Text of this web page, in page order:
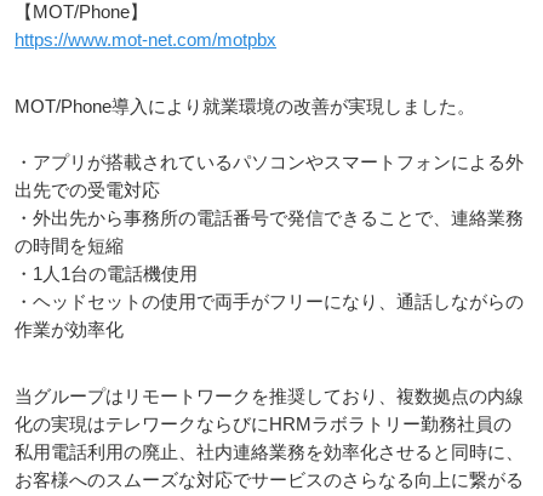
【MOT/Phone】
https://www.mot-net.com/motpbx
MOT/Phone導入により就業環境の改善が実現しました。
・アプリが搭載されているパソコンやスマートフォンによる外
出先での受電対応
・外出先から事務所の電話番号で発信できることで、連絡業務
の時間を短縮
・1人1台の電話機使用
・ヘッドセットの使用で両手がフリーになり、通話しながらの
作業が効率化
当グループはリモートワークを推奨しており、複数拠点の内線
化の実現はテレワークならびにHRMラボラトリー勤務社員の
私用電話利用の廃止、社内連絡業務を効率化させると同時に、
お客様へのスムーズな対応でサービスのさらなる向上に繋がる